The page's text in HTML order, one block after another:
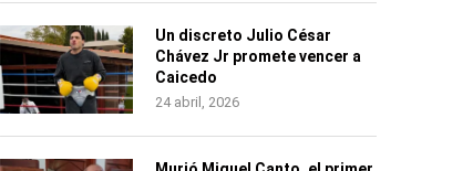
Un discreto Julio César
Chávez Jr promete vencer a
Caicedo
24 abril, 2026